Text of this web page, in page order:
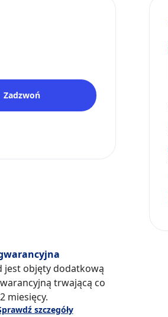
jest objęty dodatkową
trwającą co
miesięcy.
szczegóły
Zadzwoń